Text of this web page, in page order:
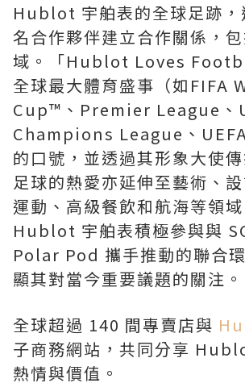
Hublot 宇舶表的全球足跡，
名合作夥伴建立合作關係，
域。「Hublot Loves
全球最大體育盛事（如FIFA
Cup™、Premier League、
Champions League、UEFA
的口號，並透過其形象大使
足球的熱愛亦延伸至藝術、設
運動、高級餐飲和航海等領域
Hublot 宇舶表積極參與與
Polar Pod 攜手推動的聯合
顯其對當今重要議題的關注。
全球超過 140 間專賣店與
子商務網站，共同分享
熱情與價值。